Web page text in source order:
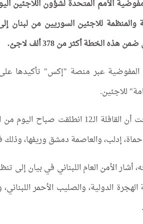
الأمم المتحدة لشؤون اللاجئين
والمنظمة للاجئين السوريين من لبنان
هذه الخطة أكثر من 378 ألف لاجئ.
عبر منصة "إكس" تأكيدها
للاجئين.
وأوضحت أن القافلة الـ12
إدلب، والعاصمة دمشق وريفها، وذلك
أشار الأمن العام اللبناني في بيان إلى
الدولية، والصليب الأحمر